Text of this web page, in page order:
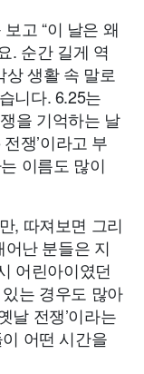
고 “이 날은 왜
. 순간 길게 역
생활 속 말로
니다. 6.25는
을 기억하는 날
쟁’이라고 부
이름도 많이
, 따져보면 그리
난 분들은 지
어린아이였던
는 경우도 많아
날 전쟁’이라는
어떤 시간을